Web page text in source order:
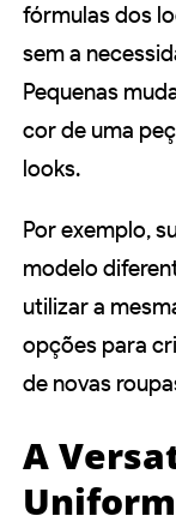
fórmulas dos
sem a
Pequenas
cor de uma
looks.
Por exemplo,
modelo
utilizar a
opções para
de novas
A